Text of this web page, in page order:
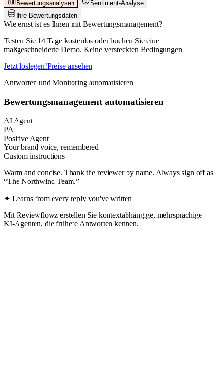
Bewertungsanalysen
Sentiment-Analyse
Ihre Bewertungsdaten
Wie ernst ist es Ihnen mit Bewertungsmanagement?
Testen Sie 14 Tage kostenlos oder buchen Sie eine
maßgeschneiderte Demo. Keine versteckten Bedingungen
Jetzt loslegen!Preise ansehen
Antworten und Monitoring automatisieren
Bewertungsmanagement automatisieren
AI Agent
PA
Positive Agent
Your brand voice, remembered
Custom instructions
Warm and concise. Thank the reviewer by name. Always sign off as
“The Northwind Team.”
✦ Learns from every reply you've written
Mit Reviewflowz erstellen Sie kontextabhängige, mehrsprachige
KI-Agenten, die frühere Antworten kennen.